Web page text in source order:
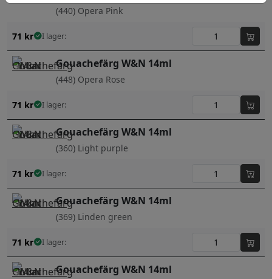
(440) Opera Pink
71 kr I lager:
Gouachefärg W&N 14ml
(448) Opera Rose
71 kr I lager:
Gouachefärg W&N 14ml
(360) Light purple
71 kr I lager:
Gouachefärg W&N 14ml
(369) Linden green
71 kr I lager:
Gouachefärg W&N 14ml